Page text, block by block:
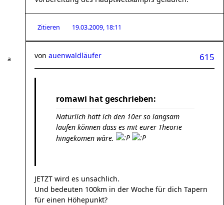
Zitieren 19.03.2009, 18:11
615
von auenwaldläufer
romawi hat geschrieben:
Natürlich hätt ich den 10er so langsam
laufen können dass es mit eurer Theorie
hingekomen wäre.
JETZT wird es unsachlich.
Und bedeuten 100km in der Woche für dich Tapern
für einen Höhepunkt?